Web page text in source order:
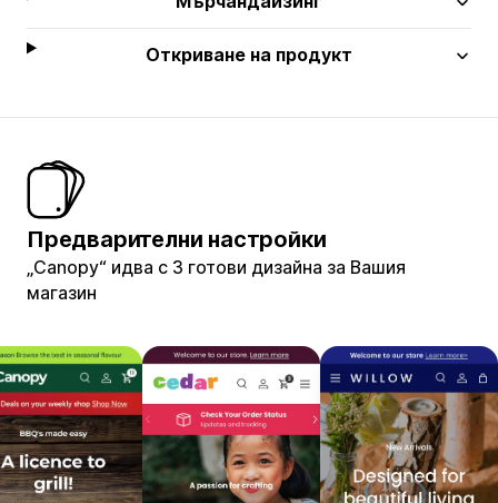
Откриване на продукт
Предварителни настройки
„Canopy“ идва с 3 готови дизайна за Вашия
магазин